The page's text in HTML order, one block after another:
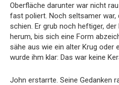
Oberfläche darunter war nicht
fast poliert. Noch seltsamer war,
schien. Er grub noch heftiger,
herum, bis sich eine Form
sähe aus wie ein alter Krug oder
wurde ihm klar: Das war keine
John erstarrte. Seine Gedanken